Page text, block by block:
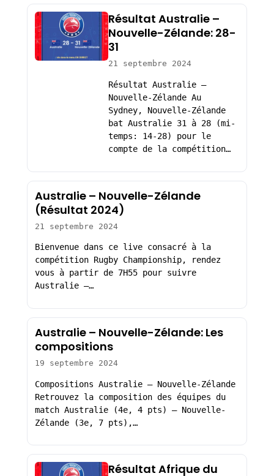
Résultat Australie –
Nouvelle-Zélande: 28-
31
21 septembre 2024
Résultat Australie –
Nouvelle-Zélande Au
Sydney, Nouvelle-Zélande
bat Australie 31 à 28 (mi-
temps: 14-28) pour le
compte de la compétition…
Australie – Nouvelle-Zélande
(Résultat 2024)
21 septembre 2024
Bienvenue dans ce live consacré à la
compétition Rugby Championship, rendez
vous à partir de 7H55 pour suivre
Australie –…
Australie – Nouvelle-Zélande: Les
compositions
19 septembre 2024
Compositions Australie – Nouvelle-Zélande
Retrouvez la composition des équipes du
match Australie (4e, 4 pts) – Nouvelle-
Zélande (3e, 7 pts),…
Résultat Afrique du